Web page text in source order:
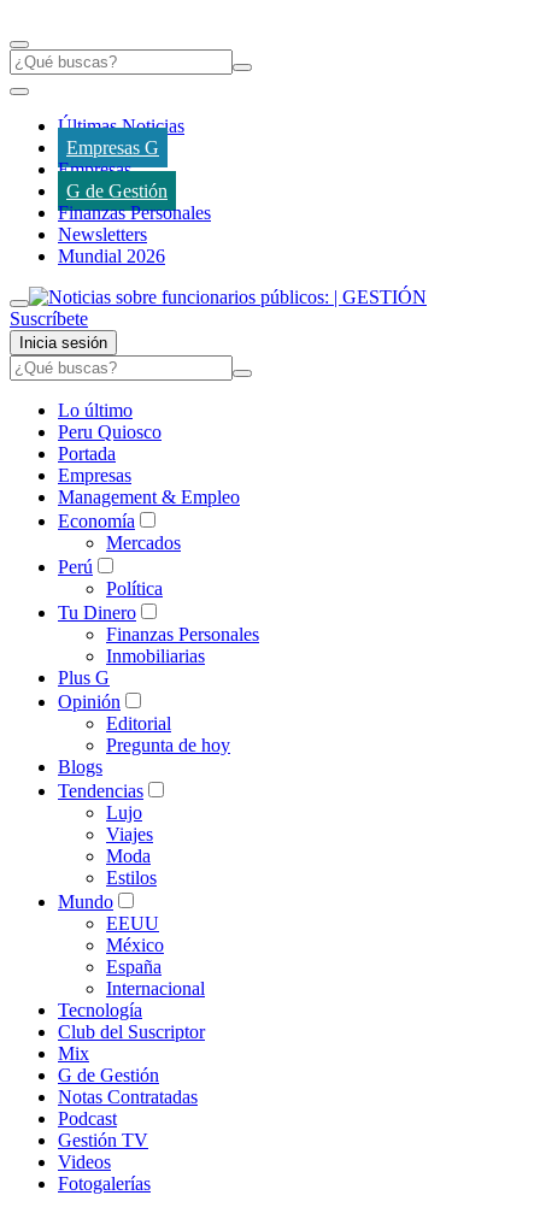
Últimas Noticias
Empresas G
Empresas
G de Gestión
Finanzas Personales
Newsletters
Mundial 2026
Suscríbete
Inicia sesión
Lo último
Peru Quiosco
Portada
Empresas
Management & Empleo
Economía
Mercados
Perú
Política
Tu Dinero
Finanzas Personales
Inmobiliarias
Plus G
Opinión
Editorial
Pregunta de hoy
Blogs
Tendencias
Lujo
Viajes
Moda
Estilos
Mundo
EEUU
México
España
Internacional
Tecnología
Club del Suscriptor
Mix
G de Gestión
Notas Contratadas
Podcast
Gestión TV
Videos
Fotogalerías